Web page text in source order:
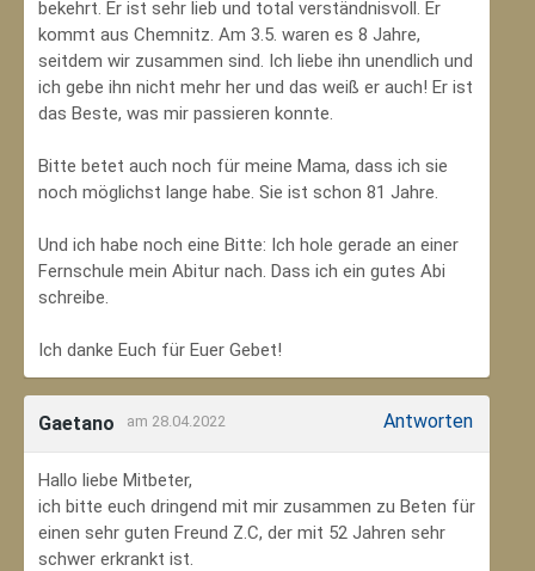
bekehrt. Er ist sehr lieb und total verständnisvoll. Er
kommt aus Chemnitz. Am 3.5. waren es 8 Jahre,
seitdem wir zusammen sind. Ich liebe ihn unendlich und
ich gebe ihn nicht mehr her und das weiß er auch! Er ist
das Beste, was mir passieren konnte.
Bitte betet auch noch für meine Mama, dass ich sie
noch möglichst lange habe. Sie ist schon 81 Jahre.
Und ich habe noch eine Bitte: Ich hole gerade an einer
Fernschule mein Abitur nach. Dass ich ein gutes Abi
schreibe.
Ich danke Euch für Euer Gebet!
Gaetano am 28.04.2022 Antworten
Hallo liebe Mitbeter,
ich bitte euch dringend mit mir zusammen zu Beten für
einen sehr guten Freund Z.C, der mit 52 Jahren sehr
schwer erkrankt ist.